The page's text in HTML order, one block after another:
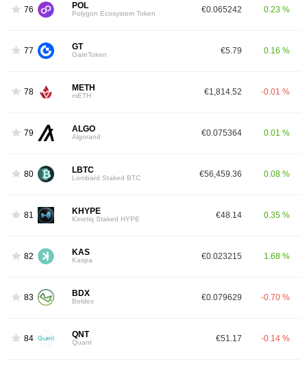
76 POL
Polygon Ecosystem Token €0.065242 0.23 %
77 GT
GateToken €5.79 0.16 %
78 METH
mETH €1,814.52 -0.01 %
79 ALGO
Algorand €0.075364 0.01 %
80 LBTC
Lombard Staked BTC €56,459.36 0.08 %
81 KHYPE
Kinetiq Staked HYPE €48.14 0.35 %
82 KAS
Kaspa €0.023215 1.68 %
83 BDX
Beldex €0.079629 -0.70 %
84 QNT
Quant €51.17 -0.14 %